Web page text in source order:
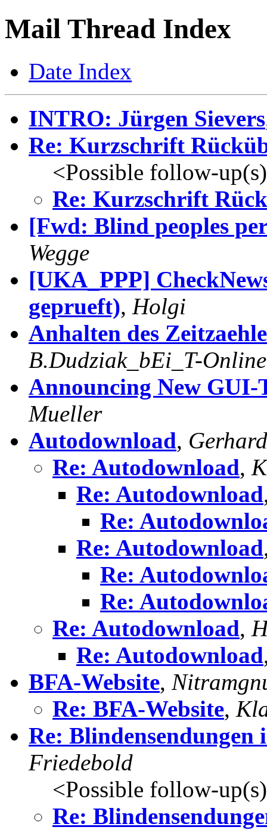
Mail Thread Index
Date Index
INTRO: Jürgen Sievers
Re: Kurzschrift
<Possible follow-
Re: Kurzschrift
[Fwd: Blind peoples
Wegge
[UKA_PPP]
geprueft), Holgi
Anhalten des
B.Dudziak_bEi_T-
Announcing New
Mueller
Autodownload,
Re: Autodownload,
Re: Autodownload
Re:
Re: Autodownload
Re:
Re:
Re: Autodownload,
Re: Autodownload
BFA-Website,
Re: BFA-Website,
Re: Blindensendungen
Friedebold
<Possible follow-
Re: